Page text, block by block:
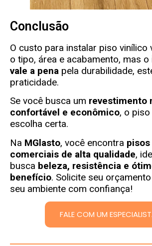
Conclusão
O custo para instalar piso vinílico
o tipo, área e acabamento, mas o
vale a pena pela durabilidade,
praticidade.
Se você busca um revestimento
confortável e econômico, o
escolha certa.
Na MGlasto, você encontra
comerciais de alta qualidade,
busca beleza, resistência e
benefício. Solicite seu
seu ambiente com confiança!
FALE COM UM